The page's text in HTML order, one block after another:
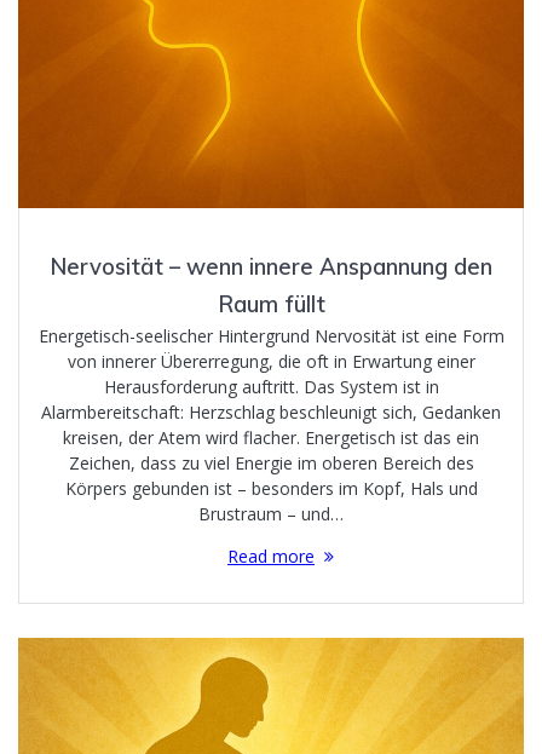
Nervosität – wenn innere Anspannung den
Raum füllt
Energetisch-seelischer Hintergrund Nervosität ist eine Form
von innerer Übererregung, die oft in Erwartung einer
Herausforderung auftritt. Das System ist in
Alarmbereitschaft: Herzschlag beschleunigt sich, Gedanken
kreisen, der Atem wird flacher. Energetisch ist das ein
Zeichen, dass zu viel Energie im oberen Bereich des
Körpers gebunden ist – besonders im Kopf, Hals und
Brustraum – und…
Read more